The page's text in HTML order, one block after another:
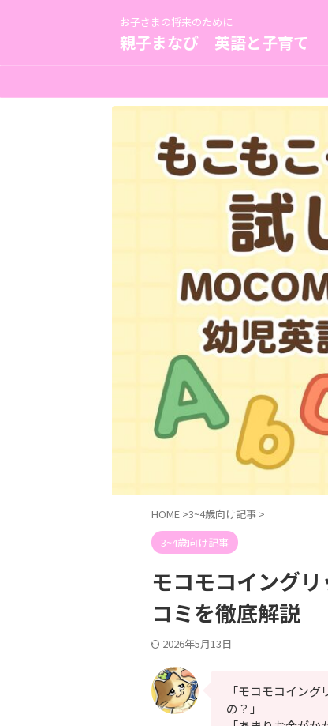
お子さまの将来のために
親子まなび 英語と子育て
HOME >3~4歳向け記事 >
3~4歳向け記事
モコモコイング
コミを徹底解説
2026年5月13日
「モコモコイン
の？」